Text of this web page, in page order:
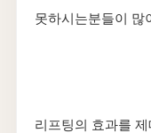
못하시는분들이 많
리프팅의 효과를